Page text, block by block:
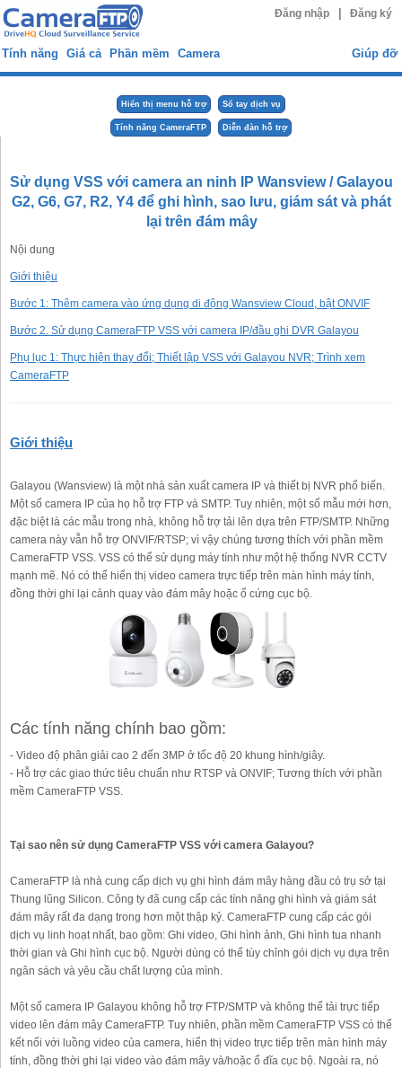
Đăng nhập Đăng ký
Tính năng Giá cả Phần mềm Camera Giúp đỡ
Hiển thị menu hỗ trợ Sổ tay dịch vụ
Tính năng CameraFTP Diễn đàn hỗ trợ
Sử dụng VSS với camera an ninh IP Wansview / Galayou
G2, G6, G7, R2, Y4 để ghi hình, sao lưu, giám sát và phát
lại trên đám mây
Nội dung
Giới thiệu
Bước 1: Thêm camera vào ứng dụng di động Wansview Cloud, bật ONVIF
Bước 2. Sử dụng CameraFTP VSS với camera IP/đầu ghi DVR Galayou
Phụ lục 1: Thực hiện thay đổi; Thiết lập VSS với Galayou NVR; Trình xem
CameraFTP
Giới thiệu
Galayou (Wansview) là một nhà sản xuất camera IP và thiết bị NVR phổ biến.
Một số camera IP của họ hỗ trợ FTP và SMTP. Tuy nhiên, một số mẫu mới hơn,
đặc biệt là các mẫu trong nhà, không hỗ trợ tải lên dựa trên FTP/SMTP. Những
camera này vẫn hỗ trợ ONVIF/RTSP; vì vậy chúng tương thích với phần mềm
CameraFTP VSS. VSS có thể sử dụng máy tính như một hệ thống NVR CCTV
mạnh mẽ. Nó có thể hiển thị video camera trực tiếp trên màn hình máy tính,
đồng thời ghi lại cảnh quay vào đám mây hoặc ổ cứng cục bộ.
Các tính năng chính bao gồm:
- Video độ phân giải cao 2 đến 3MP ở tốc độ 20 khung hình/giây.
- Hỗ trợ các giao thức tiêu chuẩn như RTSP và ONVIF; Tương thích với phần
mềm CameraFTP VSS.
Tại sao nên sử dụng CameraFTP VSS với camera Galayou?
CameraFTP là nhà cung cấp dịch vụ ghi hình đám mây hàng đầu có trụ sở tại
Thung lũng Silicon. Công ty đã cung cấp các tính năng ghi hình và giám sát
đám mây rất đa dạng trong hơn một thập kỷ. CameraFTP cung cấp các gói
dịch vụ linh hoạt nhất, bao gồm: Ghi video, Ghi hình ảnh, Ghi hình tua nhanh
thời gian và Ghi hình cục bộ. Người dùng có thể tùy chỉnh gói dịch vụ dựa trên
ngân sách và yêu cầu chất lượng của mình.
Một số camera IP Galayou không hỗ trợ FTP/SMTP và không thể tải trực tiếp
video lên đám mây CameraFTP. Tuy nhiên, phần mềm CameraFTP VSS có thể
kết nối với luồng video của camera, hiển thị video trực tiếp trên màn hình máy
tính, đồng thời ghi lại video vào đám mây và/hoặc ổ đĩa cục bộ. Ngoài ra, nó